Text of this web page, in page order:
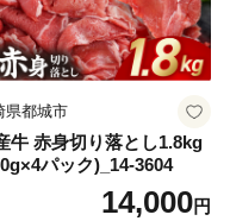
県都城市
牛 赤身切り落とし1.8kg
パック)_14-3604
14,000円